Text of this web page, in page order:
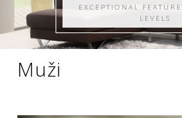
EXCEPTIONAL
LEVELS
Muži